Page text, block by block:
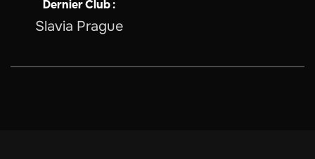
Dernier Club :
Slavia Prague